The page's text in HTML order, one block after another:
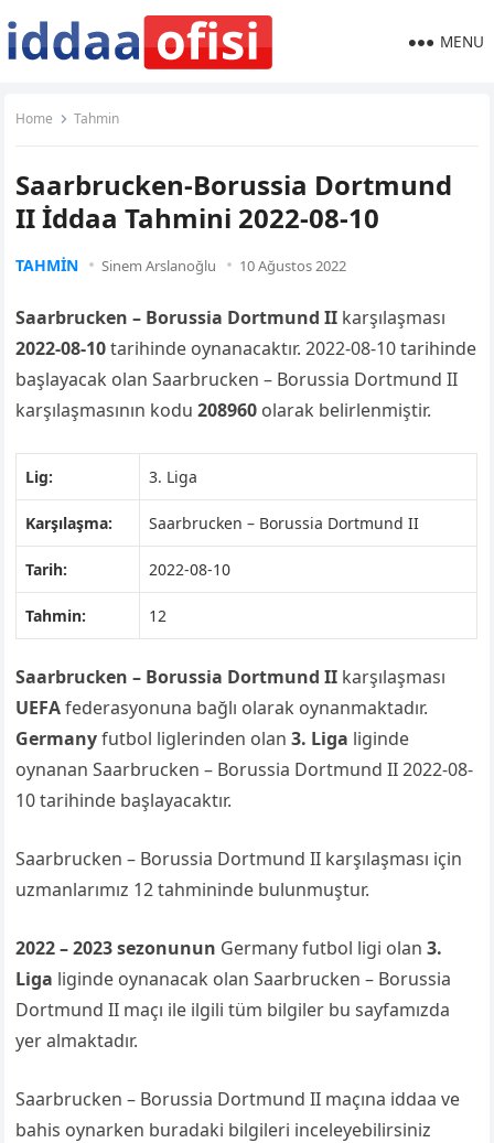
MENU
Home Tahmin
Saarbrucken-Borussia Dortmund
II İddaa Tahmini 2022-08-10
TAHMIN Sinem Arslanoğlu 10 Ağustos 2022
Saarbrucken – Borussia Dortmund II karşılaşması
2022-08-10tarihinde oynanacaktır. 2022-08-10 tarihinde
başlayacak olan Saarbrucken – Borussia Dortmund II
karşılaşmasının kodu208960 olarak belirlenmiştir.
Lig: 3. Liga
Karşılaşma: Saarbrucken – Borussia Dortmund II
Tarih: 2022-08-10
Tahmin: 12
Saarbrucken – Borussia Dortmund II karşılaşması
UEFAfederasyonuna bağlı olarak oynanmaktadır.
Germanyfutbol liglerinden olan3. Liga liginde
oynanan Saarbrucken – Borussia Dortmund II 2022-08-
10 tarihinde başlayacaktır.
Saarbrucken – Borussia Dortmund II karşılaşması için
uzmanlarımız 12 tahmininde bulunmuştur.
2022 – 2023 sezonunun Germany futbol ligi olan3.
Liga liginde oynanacak olan Saarbrucken – Borussia
Dortmund II maçı ile ilgili tüm bilgiler bu sayfamızda
yer almaktadır.
Saarbrucken – Borussia Dortmund II maçına iddaa ve
bahis oynarken buradaki bilgileri inceleyebilirsiniz